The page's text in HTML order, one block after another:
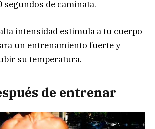
segundos de caminata.
intensidad estimula a tu cuerpo
un entrenamiento fuerte y
su temperatura.
de entrenar